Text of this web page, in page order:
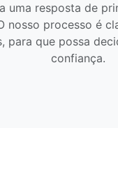
uma resposta de
nosso processo é
para que possa
confiança.